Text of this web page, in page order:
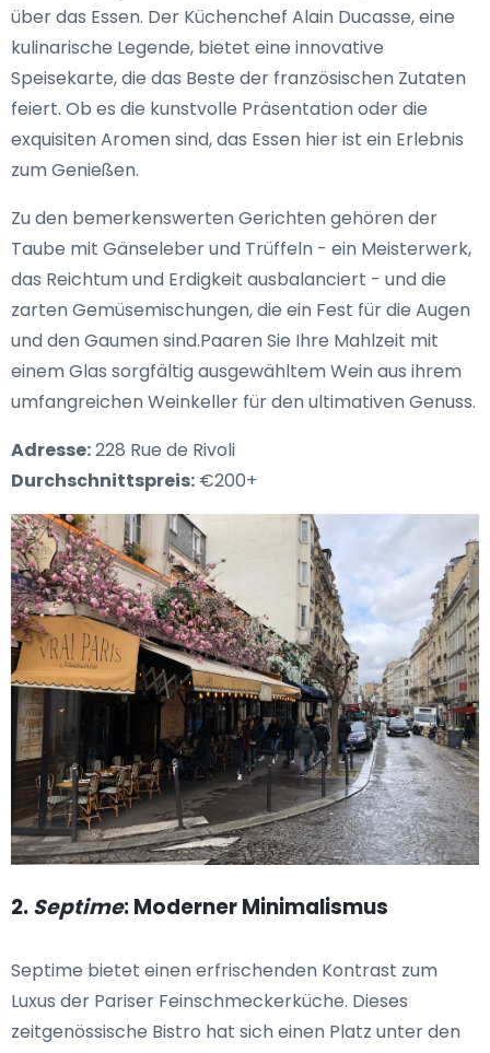
über das Essen. Der Küchenchef Alain Ducasse, eine
kulinarische Legende, bietet eine innovative
Speisekarte, die das Beste der französischen Zutaten
feiert. Ob es die kunstvolle Präsentation oder die
exquisiten Aromen sind, das Essen hier ist ein Erlebnis
zum Genießen.
Zu den bemerkenswerten Gerichten gehören der
Taube mit Gänseleber und Trüffeln - ein Meisterwerk,
das Reichtum und Erdigkeit ausbalanciert - und die
zarten Gemüsemischungen, die ein Fest für die Augen
und den Gaumen sind.Paaren Sie Ihre Mahlzeit mit
einem Glas sorgfältig ausgewähltem Wein aus ihrem
umfangreichen Weinkeller für den ultimativen Genuss.
Adresse:228 Rue de Rivoli
Durchschnittspreis: €200+
2.Septime: Moderner Minimalismus
Septime bietet einen erfrischenden Kontrast zum
Luxus der Pariser Feinschmeckerküche. Dieses
zeitgenössische Bistro hat sich einen Platz unter den